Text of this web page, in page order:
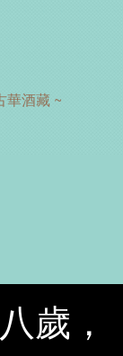
歲，
華酒藏 ~